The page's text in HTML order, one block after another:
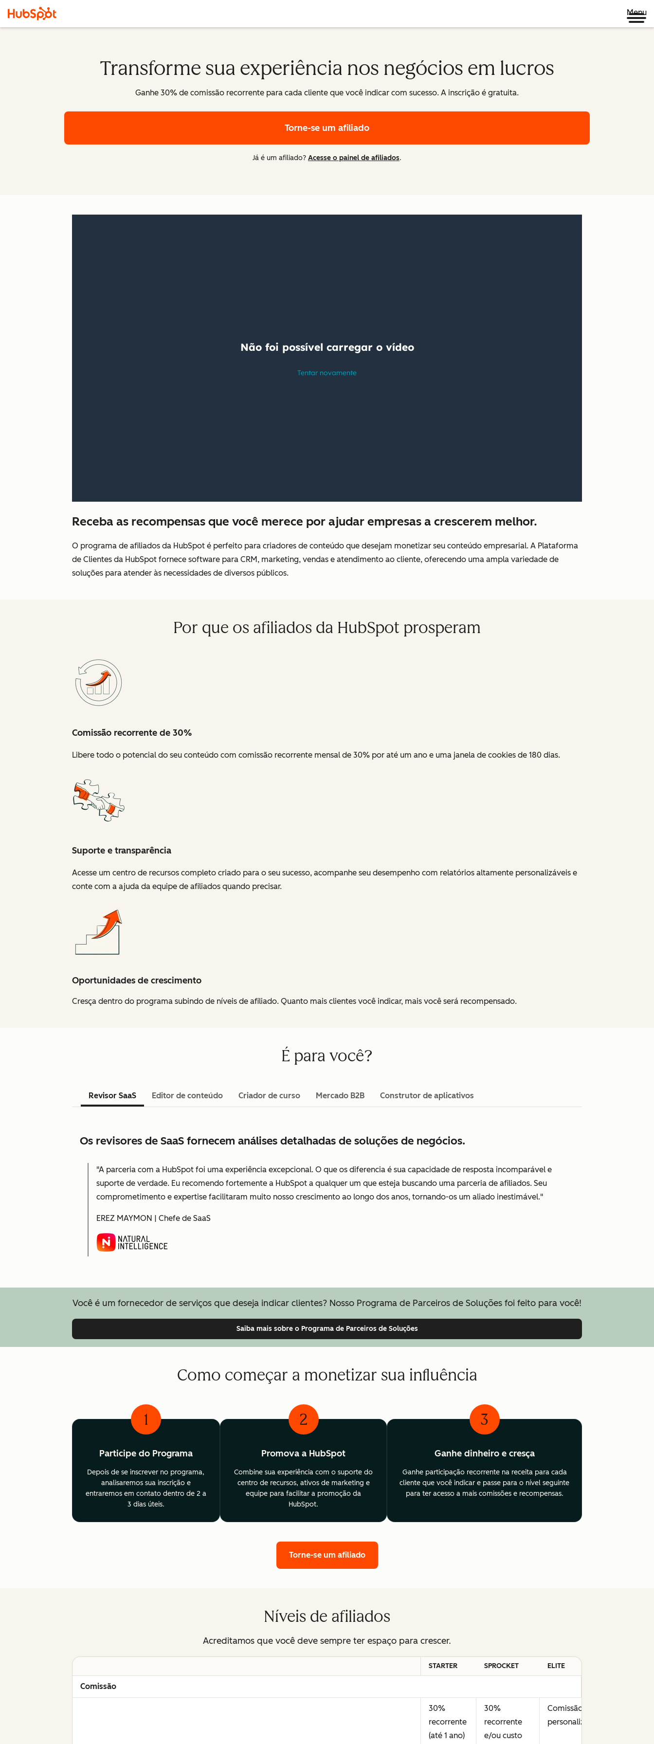
Menu
Transforme sua experiência nos negócios em lucros
Ganhe 30% de comissão recorrente para cada cliente que você indicar com sucesso. A inscrição é gratuita.
Torne-se um afiliado
Já é um afiliado? Acesse o painel de afiliados.
Receba as recompensas que você merece por ajudar empresas a crescerem melhor.
O programa de afiliados da HubSpot é perfeito para criadores de conteúdo que desejam monetizar seu conteúdo empresarial. A Plataforma
de Clientes da HubSpot fornece software para CRM, marketing, vendas e atendimento ao cliente, oferecendo uma ampla variedade de
soluções para atender às necessidades de diversos públicos.
Por que os afiliados da HubSpot prosperam
Comissão recorrente de 30%
Libere todo o potencial do seu conteúdo com comissão recorrente mensal de 30% por até um ano e uma janela de cookies de 180 dias.
Suporte e transparência
Acesse um centro de recursos completo criado para o seu sucesso, acompanhe seu desempenho com relatórios altamente personalizáveis e
conte com a ajuda da equipe de afiliados quando precisar.
Oportunidades de crescimento
Cresça dentro do programa subindo de níveis de afiliado. Quanto mais clientes você indicar, mais você será recompensado.
É para você?
Revisor SaaS Editor de conteúdo Criador de curso Mercado B2B Construtor de aplicativos
Os revisores de SaaS fornecem análises detalhadas de soluções de negócios.
"A parceria com a HubSpot foi uma experiência excepcional. O que os diferencia é sua capacidade de resposta incomparável e
suporte de verdade. Eu recomendo fortemente a HubSpot a qualquer um que esteja buscando uma parceria de afiliados. Seu
comprometimento e expertise facilitaram muito nosso crescimento ao longo dos anos, tornando-os um aliado inestimável."
EREZ MAYMON | Chefe de SaaS
Você é um fornecedor de serviços que deseja indicar clientes? Nosso Programa de Parceiros de Soluções foi feito para você!
Saiba mais sobre o Programa de Parceiros de Soluções
Como começar a monetizar sua influência
1
Participe do Programa
Depois de se inscrever no programa,
analisaremos sua inscrição e
entraremos em contato dentro de 2 a
3 dias úteis.
2
Promova a HubSpot
Combine sua experiência com o suporte do
centro de recursos, ativos de marketing e
equipe para facilitar a promoção da
HubSpot.
3
Ganhe dinheiro e cresça
Ganhe participação recorrente na receita para cada
cliente que você indicar e passe para o nível seguinte
para ter acesso a mais comissões e recompensas.
Torne-se um afiliado
Níveis de afiliados
Acreditamos que você deve sempre ter espaço para crescer.
STARTER SPROCKET ELITE
Comissão
30%
recorrente
(até 1 ano)
30%
recorrente
e/ou custo
Comissão
personalizada